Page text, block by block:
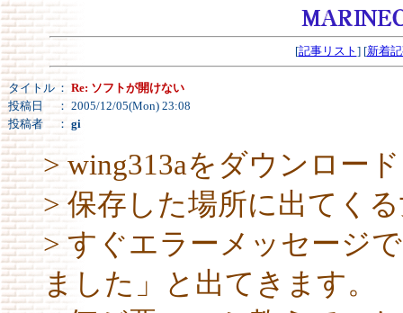
[記事リスト ] [新着
タイトル ： Re: ソフトが開けない
投稿日
： 2005/12/05(Mon) 23:08
投稿者
： gi
> wing313aをダウンロー
> 保存した場所に出てく
> すぐエラーメッセージ
ました」と出てきます。